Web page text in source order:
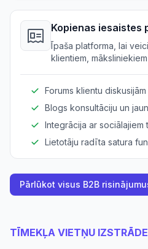
Kopienas iesaistes
Īpaša platforma, lai
klientiem,
Forums klientu diskusijām
Blogs konsultāciju un
Integrācija ar sociālajiem
Lietotāju radīta satura
Pārlūkot visus B2B
TĪMEKĻA VIETŅU IZSTRĀDE